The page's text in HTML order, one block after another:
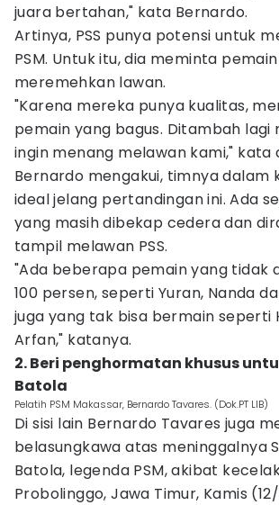
juara bertahan," kata Bernardo.
Artinya, PSS punya potensi untuk
PSM. Untuk itu, dia meminta
meremehkan lawan.
"Karena mereka punya kualitas,
pemain yang bagus. Ditambah lagi
ingin menang melawan kami," kata
Bernardo mengakui, timnya dalam
ideal jelang pertandingan ini. Ada
yang masih dibekap cedera dan
tampil melawan PSS.
"Ada beberapa pemain yang tidak
100 persen, seperti Yuran, Nanda
juga yang tak bisa bermain seperti
Arfan," katanya.
2. Beri penghormatan khusus
Batola
Pelatih PSM Makassar, Bernardo Tavares. (Dok.PT LIB)
Di sisi lain Bernardo Tavares juga
belasungkawa atas meninggalnya
Batola, legenda PSM, akibat
Probolinggo, Jawa Timur, Kamis